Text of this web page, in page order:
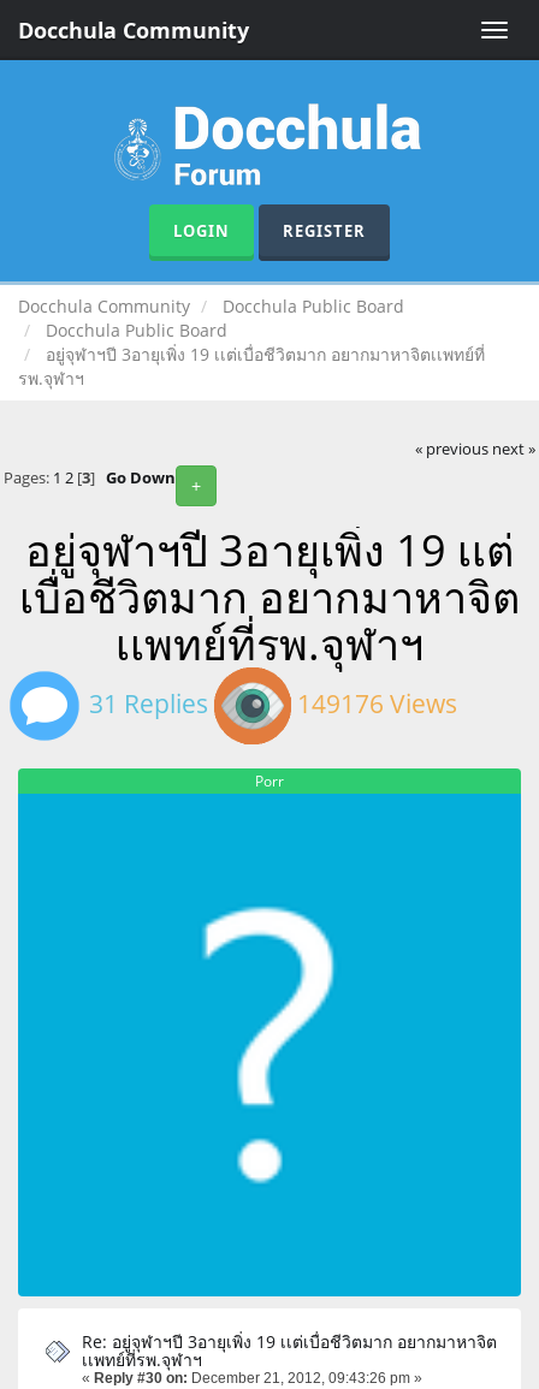
Toggle
Docchula Community
LOGIN REGISTER
Docchula Community
Docchula Public Board
Docchula Public Board
อยู่จุฬาฯปี 3อายุเพิ่ง 19 เเต่เบื่อชีวิตมาก อยากมาหาจิตเเพทย์ที่
รพ.จุฬาฯ
« previous next »
+
Pages: 1 2[3] Go Down
อยู่จุฬาฯปี 3อายุเพิ่ง 19 เเต่
เบื่อชีวิตมาก อยากมาหาจิต
เเพทย์ที่รพ.จุฬาฯ
31 Replies 149176 Views
Porr
Re: อยู่จุฬาฯปี 3อายุเพิ่ง 19 เเต่เบื่อชีวิตมาก อยากมาหาจิต
เเพทย์ที่รพ.จุฬาฯ
« Reply #30 on: December 21, 2012, 09:43:26 pm »